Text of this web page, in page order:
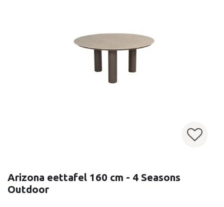
Arizona eettafel 160 cm - 4 Seasons
Outdoor